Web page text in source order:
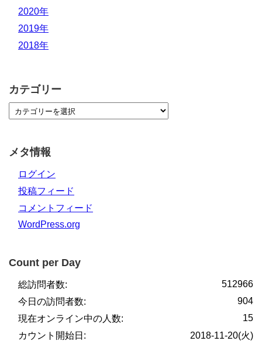
2020年
2019年
2018年
カテゴリー
メタ情報
ログイン
投稿フィード
コメントフィード
WordPress.org
Count per Day
512966
総訪問者数:
904
今日の訪問者数:
15
現在オンライン中の人数:
2018-11-20(火)
カウント開始日: